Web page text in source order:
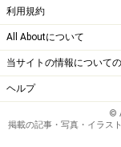
えたあなたは、
う。
逆に「幻滅する
いわけではあり
過ぎていると、
利用規約
All Aboutについて
当サイトの情報について
ヘルプ
©
掲載の記事・写真・イラス